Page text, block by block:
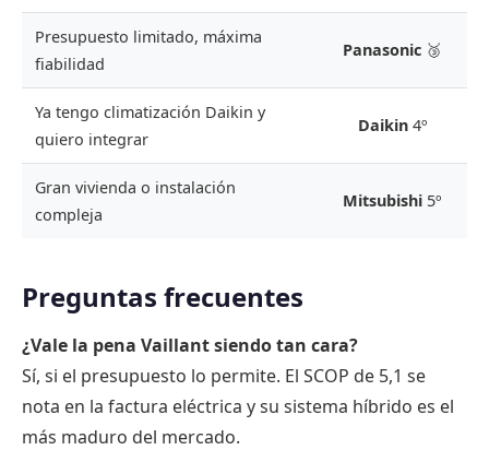
Presupuesto limitado, máxima
fiabilidad
Panasonic 🥉
Ya tengo climatización Daikin y
quiero integrar
Daikin4º
Gran vivienda o instalación
compleja
Mitsubishi 5º
Preguntas frecuentes
¿Vale la pena Vaillant siendo tan cara?
Sí, si el presupuesto lo permite. El SCOP de 5,1 se
nota en la factura eléctrica y su sistema híbrido es el
más maduro del mercado.